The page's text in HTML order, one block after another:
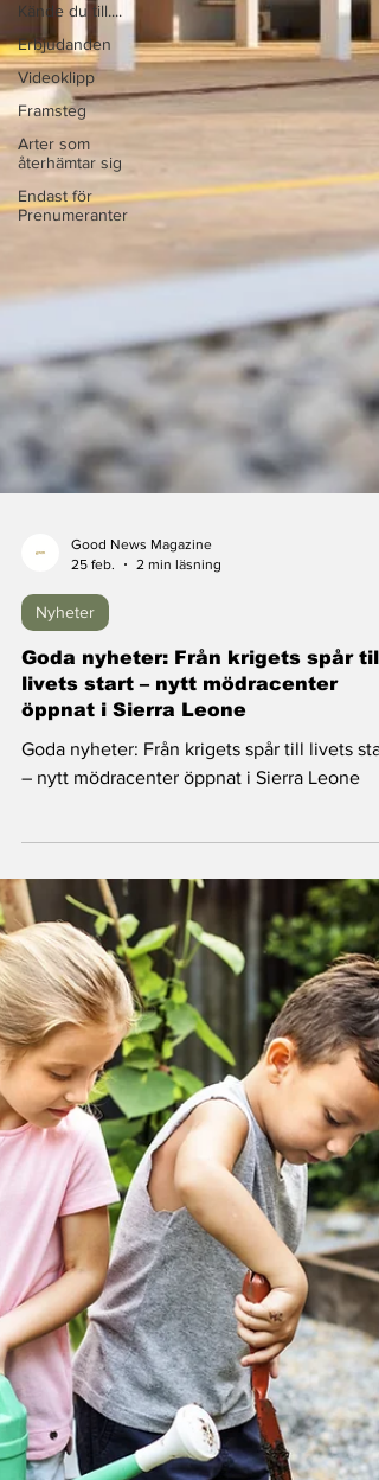
Kände du till....
Erbjudanden
Videoklipp
Framsteg
Arter som
återhämtar sig
Endast för
Prenumeranter
Good News Magazine
25 feb.
Nyheter
Goda nyheter: Från krigets spår till
öppnat i Sierra Leone
Goda nyheter: Från krigets spår till livets